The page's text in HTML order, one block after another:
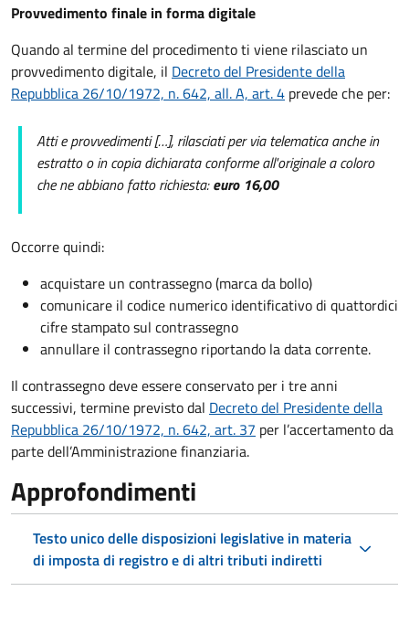
Provvedimento finale in forma digitale
Quando al termine del procedimento ti viene rilasciato un
provvedimento digitale, il Decreto del Presidente della
Repubblica 26/10/1972, n. 642, all. A, art. 4 prevede che per:
Atti e provvedimenti […], rilasciati per via telematica anche in
estratto o in copia dichiarata conforme all'originale a coloro
che ne abbiano fatto richiesta:euro 16,00
Occorre quindi:
acquistare un contrassegno (marca da bollo)
comunicare il codice numerico identificativo di quattordici
cifre stampato sul contrassegno
annullare il contrassegno riportando la data corrente.
Il contrassegno deve essere conservato per i tre anni
successivi, termine previsto dal Decreto del Presidente della
Repubblica 26/10/1972, n. 642, art. 37 per l’accertamento da
parte dell’Amministrazione finanziaria.
Approfondimenti
Testo unico delle disposizioni legislative in materia
di imposta di registro e di altri tributi indiretti